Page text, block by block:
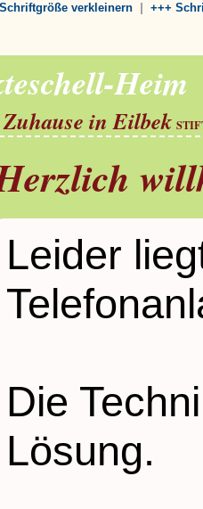
verkleinern | +++
Heim
Zuhause in Eilbek
Leider
Die
Lösung.